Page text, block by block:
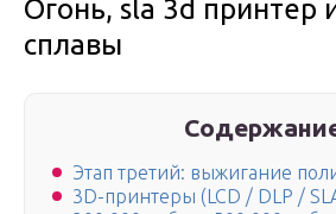
Огонь, sla 3d принтер
сплавы
Этап третий: выжигание
3D-принтеры (LCD / DLP /